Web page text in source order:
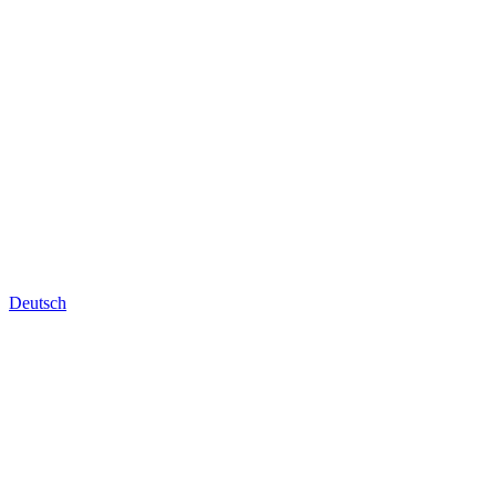
Deutsch